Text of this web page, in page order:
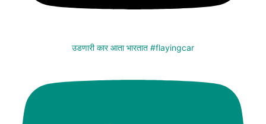
उडणारी कार आता भारतात #flayingcar